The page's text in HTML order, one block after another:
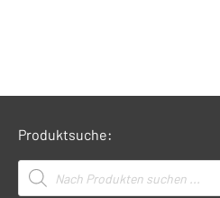
Produktsuche:
Products
search